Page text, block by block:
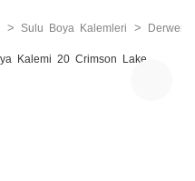
Sulu Boya Kalemleri Derwent